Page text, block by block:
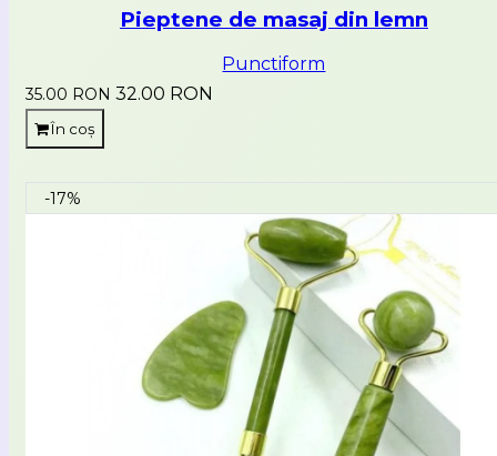
Pieptene de masaj din lemn
Punctiform
35.00 RON 32.00 RON
În coș
-17%